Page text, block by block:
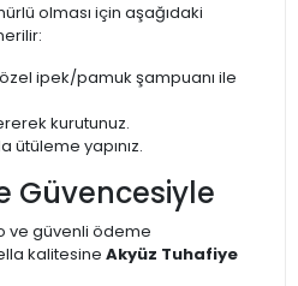
olması için aşağıdaki
ipek/pamuk şampuanı ile
kurutunuz.
ütüleme yapınız.
Güvencesiyle
ve güvenli ödeme
kalitesine Akyüz Tuhafiye